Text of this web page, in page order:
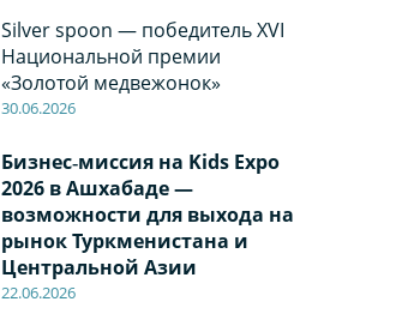
Silver spoon — победитель XVI
Национальной премии
«Золотой медвежонок»
30.06.2026
Бизнес‑миссия на Kids Expo
2026 в Ашхабаде —
возможности для выхода на
рынок Туркменистана и
Центральной Азии
22.06.2026